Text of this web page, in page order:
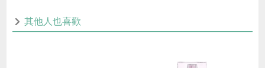
其他人也喜歡